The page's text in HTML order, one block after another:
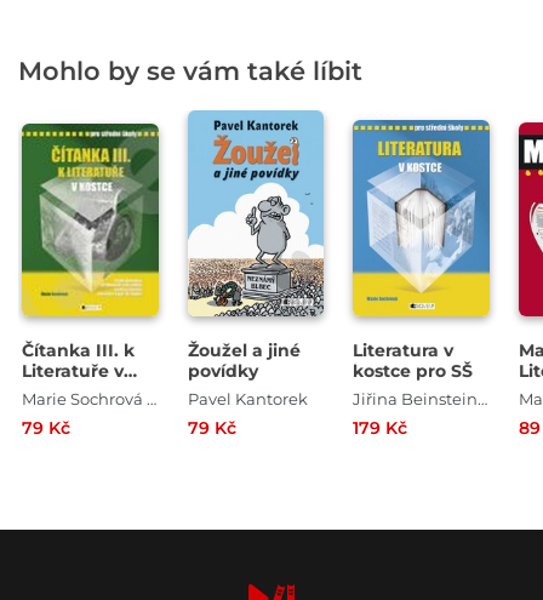
Mohlo by se vám také líbit
Čítanka III. k
Literatuře v
kostce pro SŠ Marie Sochrová , Pavel Kantorek
79 Kč
Žoužel a jiné
povídky
Pavel Kantorek
79 Kč
Literatura v
kostce pro SŠ
Jiřina Beinstein Lockerová , Pavel Kantorek , Milada Housková , Marie Sochrová
179 Kč